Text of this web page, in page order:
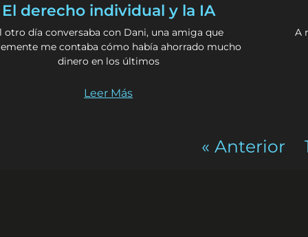
El derecho individual y la IA
otro día conversaba con Dani, una amiga que
me contaba cómo había ahorrado mucho
dinero en los últimos
Leer Más
A
« Anterior